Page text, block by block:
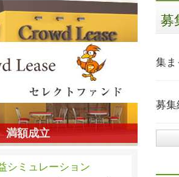
満額成立
シミュレーション
募
集ま
募集